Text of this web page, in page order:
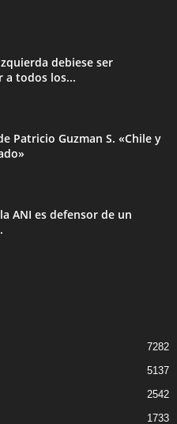
debiese ser
a todos los...
Patricio Guzman S. «Chile y
ANI es defensor de un
7282
5137
2542
1733